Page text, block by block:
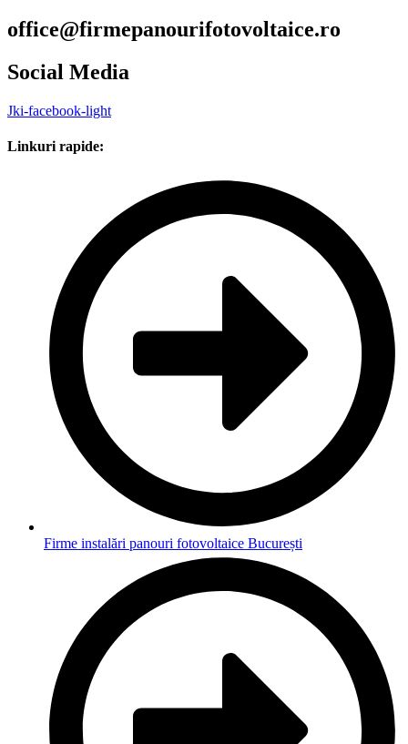
office@firmepanourifotovoltaice.ro
Social Media
Jki-facebook-light
Linkuri rapide:
Firme instalări panouri fotovoltaice București